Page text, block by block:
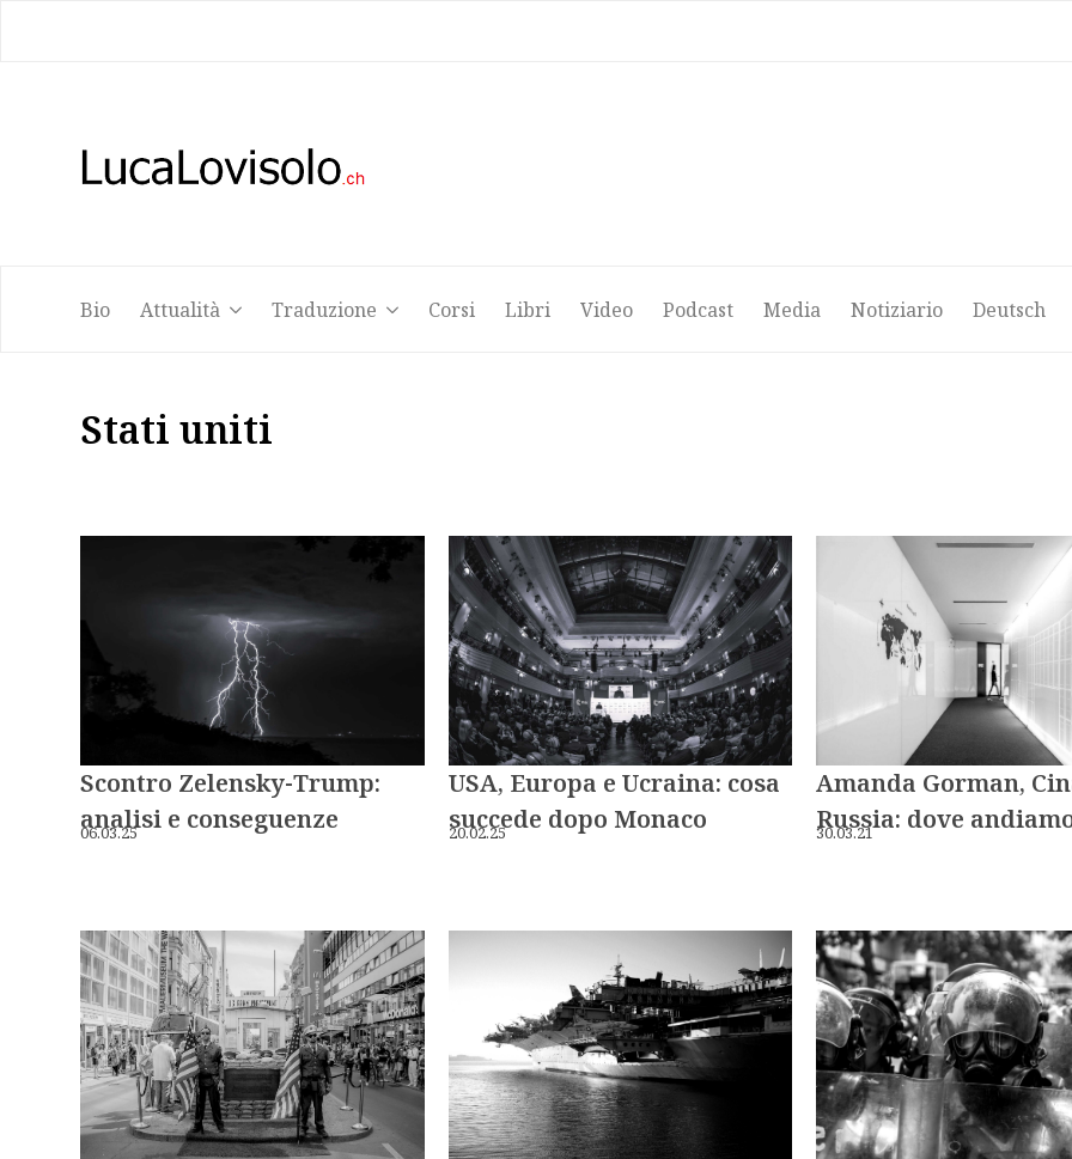
Bio Attualità Traduzione Corsi Libri Video Podcast Media Notiziario Deutsch
Stati uniti
Scontro Zelensky-Trump:
analisi e conseguenze
06.03.25
USA, Europa e Ucraina: cosa
succede dopo Monaco
20.02.25
Amanda Gorman,
Russia: dove
30.03.21